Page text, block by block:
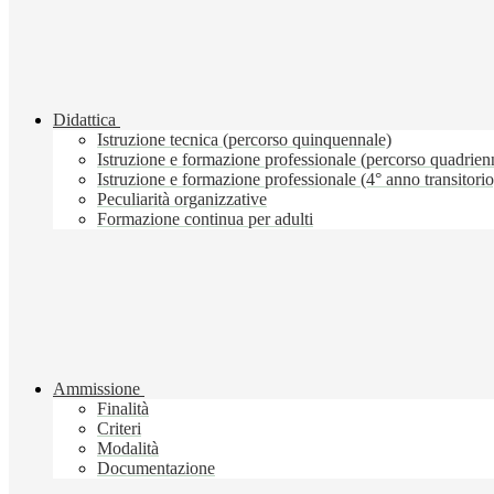
Didattica
Istruzione tecnica (percorso quinquennale)
Istruzione e formazione professionale (percorso
Istruzione e formazione professionale (4° anno
Peculiarità organizzative
Formazione continua per adulti
Ammissione
Finalità
Criteri
Modalità
Documentazione